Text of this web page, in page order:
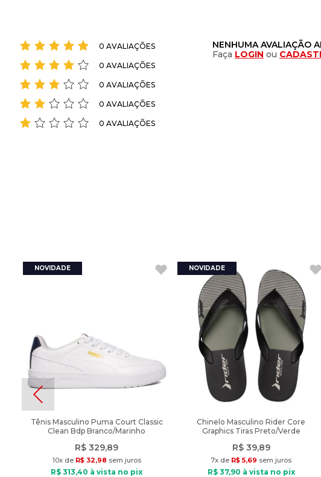
0 AVALIAÇÕES
0 AVALIAÇÕES
0 AVALIAÇÕES
0 AVALIAÇÕES
0 AVALIAÇÕES
NENHUMA AVALIAÇÃO
Faça LOGIN ou
Tênis Masculino Puma Court Classic
Clean Bdp Branco/Marinho
R$ 329,89
10x de R$ 32,98 sem juros
R$ 313,40 à vista no pix
Chinelo Masculino Rider Core
Graphics Tiras Preto/Verde
R$ 39,89
7x de R$ 5,69 sem juros
R$ 37,90 à vista no pix